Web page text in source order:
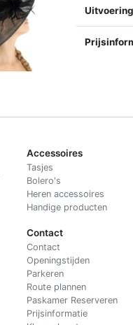
Uitvoering
Accessoires
Tasjes
Bolero's
Heren accessoires
Handige producten
Contact
Contact
Openingstijden
Parkeren
Route plannen
Paskamer Reserveren
Prijsinformatie